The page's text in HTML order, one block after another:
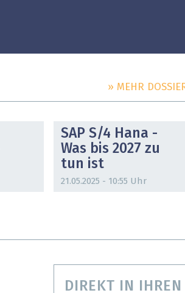
» MEHR
SAP S/4 Hana -
Was bis 2027 zu
tun ist
21.05.2025 - 10:55 Uhr
DIREKT IN IHREN